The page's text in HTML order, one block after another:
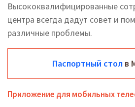
Высококвалифицированные
центра всегда дадут совет и
различные проблемы.
Паспортный стол в
Приложение для мобильных